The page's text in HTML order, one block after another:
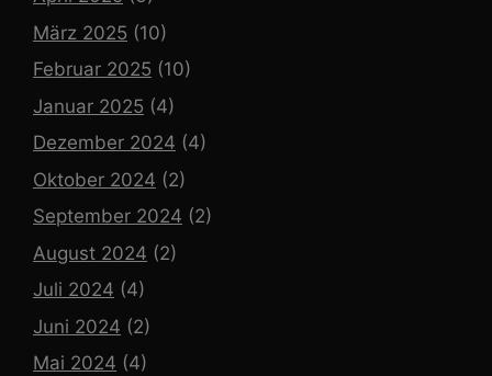
März 2025 (10)
Februar 2025 (10)
Januar 2025 (4)
Dezember 2024 (4)
Oktober 2024 (2)
September 2024 (2)
August 2024 (2)
Juli 2024 (4)
Juni 2024 (2)
Mai 2024 (4)